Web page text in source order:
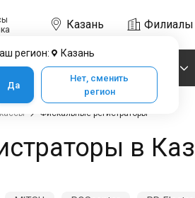
Казань
регион: Казань
Да
Нет, сменить
регион
Филиалы
Маркировка
Фискальные регистраторы
в